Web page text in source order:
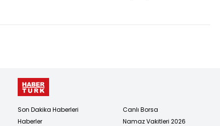
Son Dakika Haberleri
Haberler
Canlı Borsa
Namaz Vakitleri 2026